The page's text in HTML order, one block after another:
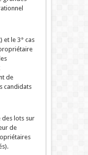
et le 3° cas
de
candidats
des lots sur
de